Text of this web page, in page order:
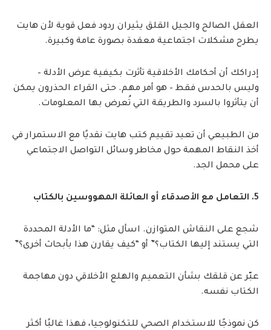
العقل الصالح والجيل القلق يثيران ردود فعل قوية لأن هايت
يطرح مشكلات اجتماعية معقدة بصورة عامة وكبيرة.
إدراكك أن أحكامك الأخلاقية تأثرت بكيفية عرض الأدلة –
وليس بالحدس فقط – هو أمر مهم. حتى القراء الحذرون يمكن
أن يتأثروا بالسرد والطريقة التي تُعرض بها المعلومات.
من الطبيعي أن تعيد تقييم كتب هايت نقديًا مع الاستمرار في
أخذ النقاط المهمة حول مخاطر وسائل التواصل الاجتماعي
على محمل الجد.
5. التعامل مع الأصدقاء أو العائلة المهووسين بالكتاب
شجع على النقاش المتوازن. اسأل مثل: “ما الأدلة المحددة
التي يستند إليها الكتاب؟” أو “كيف يقارن هذا بأبحاث أخرى؟”
عبّر عن قلقك بشأن التعميم والهلع الأخلاقي دون مهاجمة
الكتاب نفسه.
كن نموذجًا للاستخدام الصحي للتكنولوجيا، فهذا غالبًا أكثر